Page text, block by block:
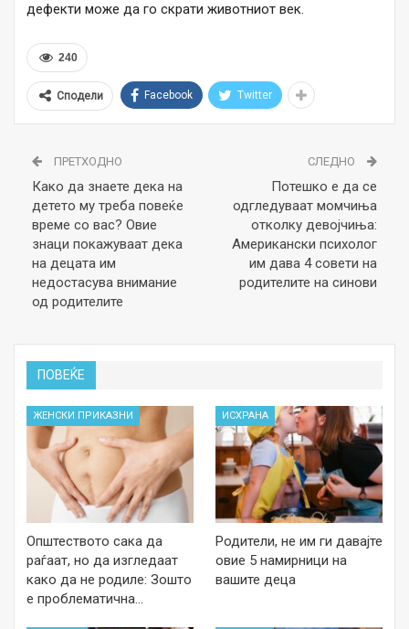
дефекти може да го скрати животниот век.
240
Сподели Facebook Twitter
ПРЕТХОДНО
Како да знаете дека на
детето му треба повеќе
време со вас? Овие
знаци покажуваат дека
на децата им
недостасува внимание
од родителите
СЛЕДНО
Потешко е да се
одгледуваат момчиња
отколку девојчиња:
Американски психолог
им дава 4 совети на
родителите на синови
ПОВЕЌЕ
ЖЕНСКИ ПРИКАЗНИ
Општеството сака да
раѓаат, но да изгледаат
како да не родиле: Зошто
е проблематична…
ИСХРАНА
Родители, не им ги давајте
овие 5 намирници на
вашите деца